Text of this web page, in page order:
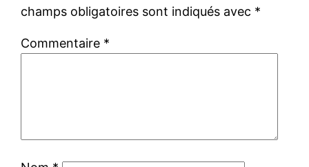
champs obligatoires sont indiqués avec *
Commentaire *